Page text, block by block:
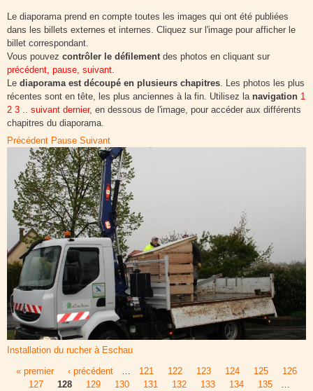
Le diaporama prend en compte toutes les images qui ont été publiées
dans les billets externes et internes. Cliquez sur l'image pour afficher le
billet correspondant.
Vous pouvez contrôler le défilementdes photos en cliquant sur
précédent, pause, suivant.
Le diaporama est découpé en plusieurs chapitres. Les photos les plus
récentes sont en tête, les plus anciennes à la fin. Utilisez la navigation 1
2 3 .. suivant dernier, en dessous de l'image, pour accéder aux différents
chapitres du diaporama.
Précédent Pause Suivant
Installation du rucher à Eschau
Pages
« premier ‹ précédent … 121 122 123 124 125
126
127
128 129 130 131 132 133 134 135
…